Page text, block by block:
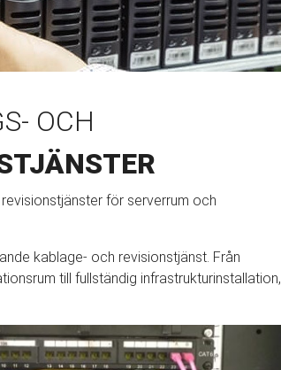
OCH
för serverrum och
kablage- och revisionstjänst. Från
till fullständig infrastrukturinstallation,